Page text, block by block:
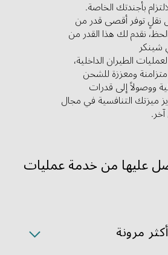
بأجندتك الخاصة.
نقلٍ توفر أقصى قدر من
نقدم لك هذا القدر من
شينكر
الطيران الداخلية،
ومعززة للشحن
ووصولاً إلى قدرات
ميزتك التنافسية في مجال
عليها من خدمة عمليات
مرونة